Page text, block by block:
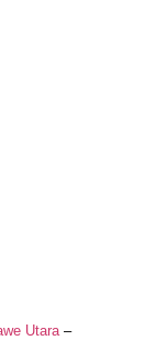
Utara –